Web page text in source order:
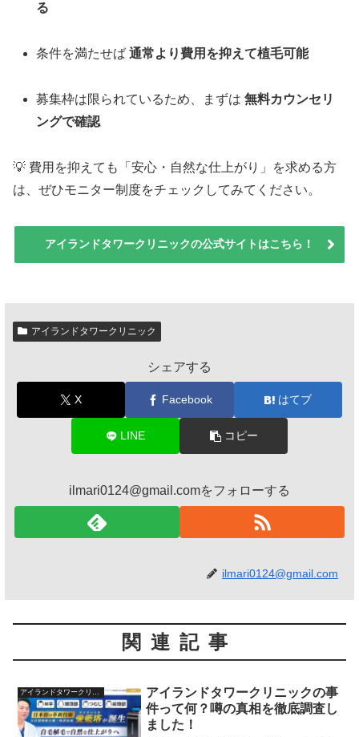
る
条件を満たせば通常より費用を抑えて植毛可能
募集枠は限られているため、まずは無料カウンセリ
ングで確認
💡 費用を抑えても「安心・自然な仕上がり」を求める方
は、ぜひモニター制度をチェックしてみてください。
アイランドタワークリニックの公式サイトはこちら！
アイランドタワークリニック
シェアする
X Facebook はてブ
LINE コピー
ilmari0124@gmail.comをフォローする
ilmari0124@gmail.com
関連記事
アイランドタワークリニック
アイランドタワークリニックの事
件って何？噂の真相を徹底調査し
ました！